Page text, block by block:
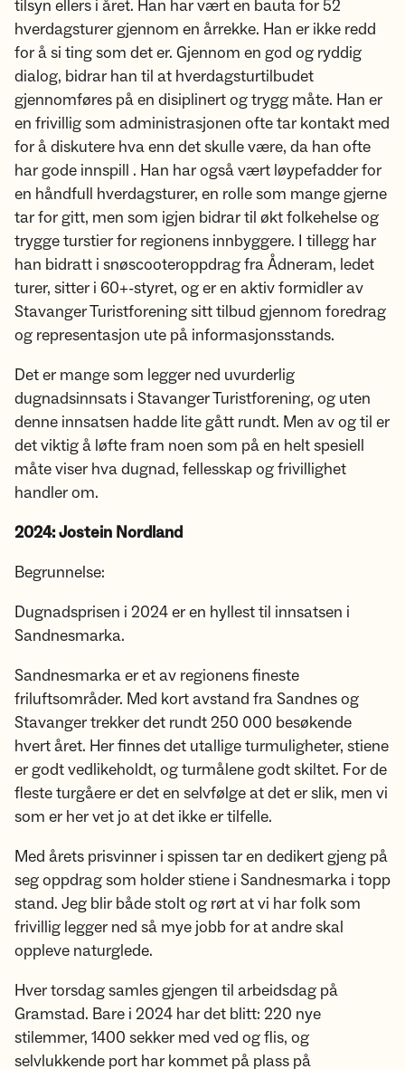
tilsyn ellers i året. Han har vært en bauta for 52
hverdagsturer gjennom en årrekke. Han er ikke redd
for å si ting som det er. Gjennom en god og ryddig
dialog, bidrar han til at hverdagsturtilbudet
gjennomføres på en disiplinert og trygg måte. Han er
en frivillig som administrasjonen ofte tar kontakt med
for å diskutere hva enn det skulle være, da han ofte
har gode innspill . Han har også vært løypefadder for
en håndfull hverdagsturer, en rolle som mange gjerne
tar for gitt, men som igjen bidrar til økt folkehelse og
trygge turstier for regionens innbyggere. I tillegg har
han bidratt i snøscooteroppdrag fra Ådneram, ledet
turer, sitter i 60+-styret, og er en aktiv formidler av
Stavanger Turistforening sitt tilbud gjennom foredrag
og representasjon ute på informasjonsstands.
Det er mange som legger ned uvurderlig
dugnadsinnsats i Stavanger Turistforening, og uten
denne innsatsen hadde lite gått rundt. Men av og til er
det viktig å løfte fram noen som på en helt spesiell
måte viser hva dugnad, fellesskap og frivillighet
handler om.
2024: Jostein Nordland
Begrunnelse:
Dugnadsprisen i 2024 er en hyllest til innsatsen i
Sandnesmarka.
Sandnesmarka er et av regionens fineste
friluftsområder. Med kort avstand fra Sandnes og
Stavanger trekker det rundt 250 000 besøkende
hvert året. Her finnes det utallige turmuligheter, stiene
er godt vedlikeholdt, og turmålene godt skiltet. For de
fleste turgåere er det en selvfølge at det er slik, men vi
som er her vet jo at det ikke er tilfelle.
Med årets prisvinner i spissen tar en dedikert gjeng på
seg oppdrag som holder stiene i Sandnesmarka i topp
stand. Jeg blir både stolt og rørt at vi har folk som
frivillig legger ned så mye jobb for at andre skal
oppleve naturglede.
Hver torsdag samles gjengen til arbeidsdag på
Gramstad. Bare i 2024 har det blitt: 220 nye
stilemmer, 1400 sekker med ved og flis, og
selvlukkende port har kommet på plass på